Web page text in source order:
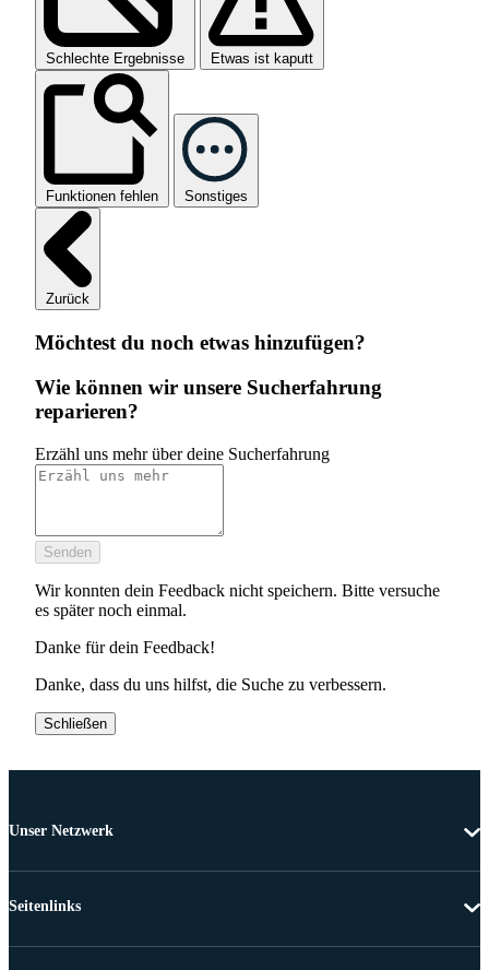
Schlechte Ergebnisse Etwas ist kaputt
Funktionen fehlen Sonstiges
Zurück
Möchtest du noch etwas hinzufügen?
Wie können wir unsere Sucherfahrung
reparieren?
Erzähl uns mehr über deine Sucherfahrung
Senden
Wir konnten dein Feedback nicht speichern. Bitte versuche
es später noch einmal.
Danke für dein Feedback!
Danke, dass du uns hilfst, die Suche zu verbessern.
Schließen
Unser Netzwerk
Seitenlinks